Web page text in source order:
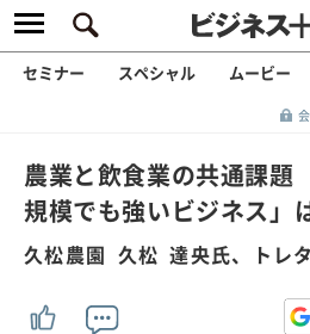
セミナー スペシャル ムービー
農業と飲食業の共通課
規模でも強いビジネス」
久松農園 久松 達央氏、トレ